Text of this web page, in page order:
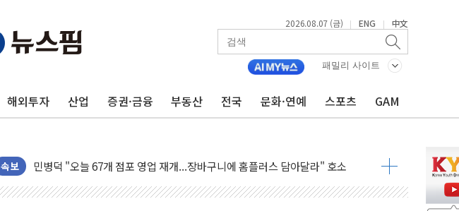
2026.08.07 (금) | ENG | 中文
패밀리 사이트
해외투자 산업 증권·금융 부동산 전국 문화·연예 스포츠 GAM
속보
전남광주 화정역 인근 도로 4중 추돌…1명 심정지·5명 부상
청도 문수리 야산서 산불 진화 중...진화헬기 3대 투입
'해병 순직 책임' 임성근 전 사단장 항소심도 징역 3년
우리은행, 고창해상풍력에 4000억 금융 지원
NH농협은행, 모두투어 제휴 여행적금 완판
하나금융이 쏘아 올린 CIFO, 금융지주 포용금융 조직개편 신호탄
종합특검, '尹 관저 이전 감사 무마' 유병호 구속 기소